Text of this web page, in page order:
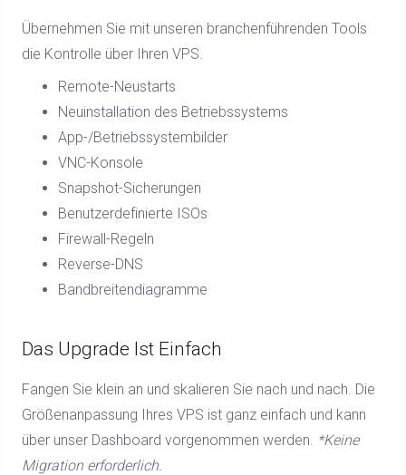
Übernehmen Sie mit unseren branchenführenden Tools
die Kontrolle über Ihren VPS.
Remote-Neustarts
Neuinstallation des Betriebssystems
App-/Betriebssystembilder
VNC-Konsole
Snapshot-Sicherungen
Benutzerdefinierte ISOs
Firewall-Regeln
Reverse-DNS
Bandbreitendiagramme
Das Upgrade Ist Einfach
Fangen Sie klein an und skalieren Sie nach und nach. Die
Größenanpassung Ihres VPS ist ganz einfach und kann
über unser Dashboard vorgenommen werden. *Keine
Migration erforderlich.